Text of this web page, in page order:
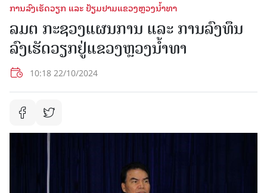
ການລົງເຮັດວຽກ ແລະ ຢ້ຽມຢາມແຂວງຫຼວງນໍ້າທາ
ລມຕ ກະຊວງແຜນການ ແລະ ການລົງທຶນ
ລົງເຮັດວຽກຢູ່ແຂວງຫຼວງນໍ້າທາ
10:18 22/10/2024